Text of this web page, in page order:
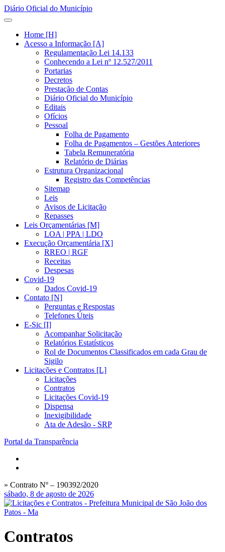
Diário Oficial do Município
Home [H]
Acesso a Informação [A]
Regulamentação Lei 14.133
Conhecendo a Lei nº 12.527/2011
Portarias
Decretos
Prestação de Contas
Diário Oficial do Município
Editais
Ofícios
Pessoal
Folha de Pagamento
Folha de Pagamentos – Gestões Anteriores
Tabela Remuneratória
Relatório de Diárias
Estrutura Organizacional
Registro das Competências
Sitemap
Leis
Avisos de Licitação
Repasses
Leis Orçamentárias [M]
LOA | PPA | LDO
Execução Orçamentária [X]
RREO | RGF
Receitas
Despesas
Covid-19
Dados Covid-19
Contato [N]
Perguntas e Respostas
Telefones Úteis
E-Sic [I]
Acompanhar Solicitação
Relatórios Estatísticos
Rol de Documentos Classificados em cada Grau de
Sigilo
Licitações e Contratos [L]
Licitações
Contratos
Licitações Covid-19
Dispensa
Inexigibilidade
Ata de Adesão - SRP
Portal da Transparência
» Contrato Nº – 190392/2020
sábado, 8 de agosto de 2026
Contratos